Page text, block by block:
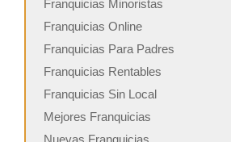
Franquicias Minoristas
Franquicias Online
Franquicias Para Padres
Franquicias Rentables
Franquicias Sin Local
Mejores Franquicias